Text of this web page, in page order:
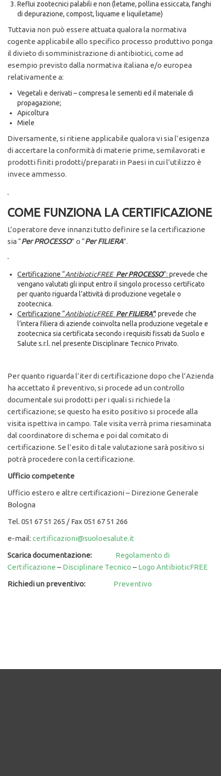
Reflui zootecnici palabili e non (letame, pollina essiccata, fanghi
di depurazione, compost, liquame e liquiletame)
Tuttavia non può essere attuata qualora la normativa
cogente applicabile allo specifico processo produttivo ponga
il divieto di somministrazione di antibiotici, come ad
esempio previsto dalla normativa italiana e/o europea
relativamente a:
Vegetali e derivati – compresa le sementi ed il materiale di
propagazione;
Apicoltura
Miele
Diversamente, si ritiene applicabile qualora vi sia l’esigenza
di accertare la conformità di materie prime, semilavorati e
prodotti finiti prodotti/preparati in Paesi in cui l’utilizzo è
invece ammesso.
COME FUNZIONA LA CERTIFICAZIONE
L’operatore deve innanzi tutto definire se la certificazione
sia “Per PROCESSO” o “Per FILIERA”.
Certificazione “AntibioticFREE Per PROCESSO”: prevede che
vengano valutati gli input entro il singolo processo certificato
per quanto riguarda l’attività di produzione vegetale o
zootecnica.
Certificazione “AntibioticFREE Per FILIERA”: prevede che
l’intera filiera di aziende coinvolta nella produzione vegetale e
zootecnica sia certificata secondo i requisiti fissati da Suolo e
Salute s.r.l. nel presente Disciplinare Tecnico Privato.
Per quanto riguarda l’iter di certificazione dopo che l’Azienda
ha accettato il preventivo, si procede ad un controllo
documentale sui prodotti per i quali si richiede la
certificazione; se questo ha esito positivo si procede alla
visita ispettiva in campo. Tale visita verrà prima riesaminata
dal coordinatore di schema e poi dal comitato di
certificazione. Se l’esito di tale valutazione sarà positivo si
potrà procedere con la certificazione.
Ufficio competente
Ufficio estero e altre certificazioni – Direzione Generale
Bologna
Tel. 051 67 51 265 / Fax 051 67 51 266
e-mail: certificazioni@suoloesalute.it
Scarica documentazione: Regolamento di
Certificazione – Disciplinare Tecnico – Logo AntibioticFREE
Richiedi un preventivo: Preventivo